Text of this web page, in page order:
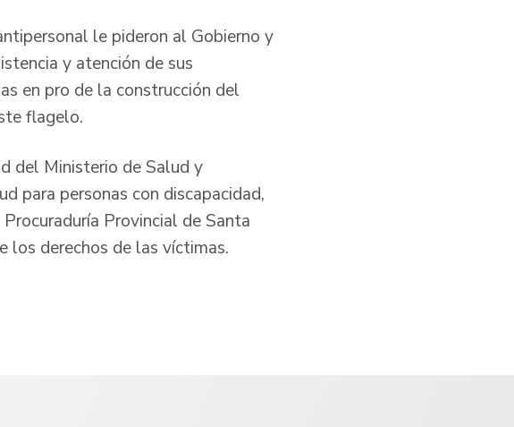
le pideron al Gobierno y
y atención de sus
en pro de la construcción del
flagelo.
del Ministerio de Salud y
para personas con discapacidad,
Provincial de Santa
los derechos de las víctimas.